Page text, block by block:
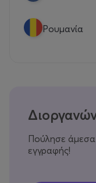
Ρουμανία
Πούλησε άμεσα
εγγραφής!